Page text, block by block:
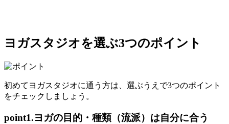
ヨガスタジオを選ぶ3つのポイント
初めてヨガスタジオに通う方は、選ぶうえで3つのポイント
をチェックしましょう。
point1.ヨガの目的・種類（流派）は自分に合う